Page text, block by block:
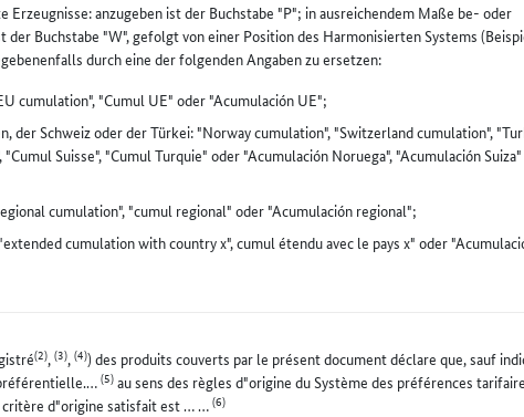
anzugeben ist der Buchstabe "P"; in ausreichendem Maße be- oder
der Buchstabe "W", gefolgt von einer Position des Harmonisierten Systems
durch eine der folgenden Angaben zu ersetzen:
cumulation", "Cumul UE" oder "Acumulación UE";
der Schweiz oder der Türkei: "Norway cumulation", "Switzerland cumulation",
Suisse", "Cumul Turquie" oder "Acumulación Noruega", "Acumulación
cumulation", "cumul regional" oder "Acumulación regional";
cumulation with country x", cumul étendu avec le pays x" oder
(2),(3),(4)) des produits couverts par le présent document déclare que, sauf
(5)au sens des règles d"origine du Système des préférences
critère d"origine satisfait est … …(6)